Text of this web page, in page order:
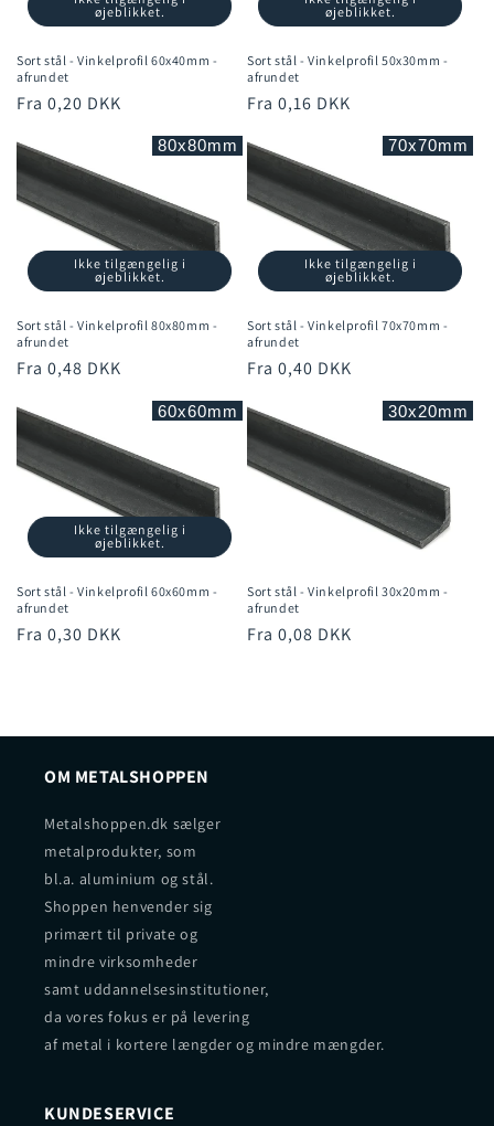
øjeblikket.
Sort stål - Vinkelprofil 60x40mm -
afrundet
Normalpris
Fra 0,20 DKK
øjeblikket.
Sort stål - Vinkelprofil 50x30mm -
afrundet
Normalpris
Fra 0,16 DKK
Ikke tilgængelig i
øjeblikket.
Sort stål - Vinkelprofil 80x80mm -
afrundet
Normalpris
Fra 0,48 DKK
80x80mm
Ikke tilgængelig i
øjeblikket.
Sort stål - Vinkelprofil 70x70mm -
afrundet
Normalpris
Fra 0,40 DKK
70x70mm
Ikke tilgængelig i
øjeblikket.
Sort stål - Vinkelprofil 60x60mm -
afrundet
Normalpris
Fra 0,30 DKK
60x60mm
Sort stål - Vinkelprofil 30x20mm -
afrundet
Normalpris
Fra 0,08 DKK
30x20mm
OM METALSHOPPEN
Metalshoppen.dk sælger
metalprodukter, som
bl.a. aluminium og stål.
Shoppen henvender sig
primært til private og
mindre virksomheder
samt uddannelsesinstitutioner,
da vores fokus er på levering
af metal i kortere længder og mindre mængder.
KUNDESERVICE